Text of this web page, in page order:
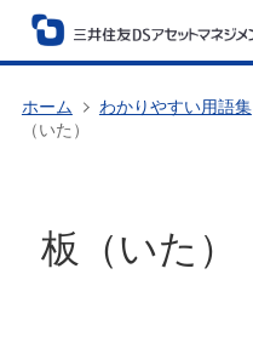
ホーム わかりやすい用語集
（いた）
板（いた）